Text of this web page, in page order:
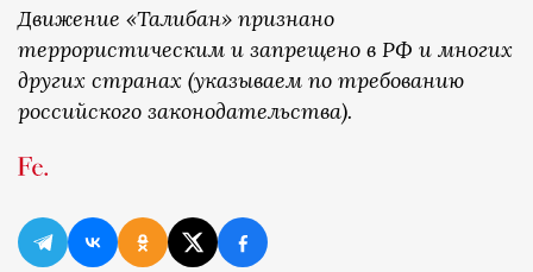
Движение «Талибан» признано
террористическим и запрещено в РФ и многих
других странах (указываем по требованию
российского законодательства).